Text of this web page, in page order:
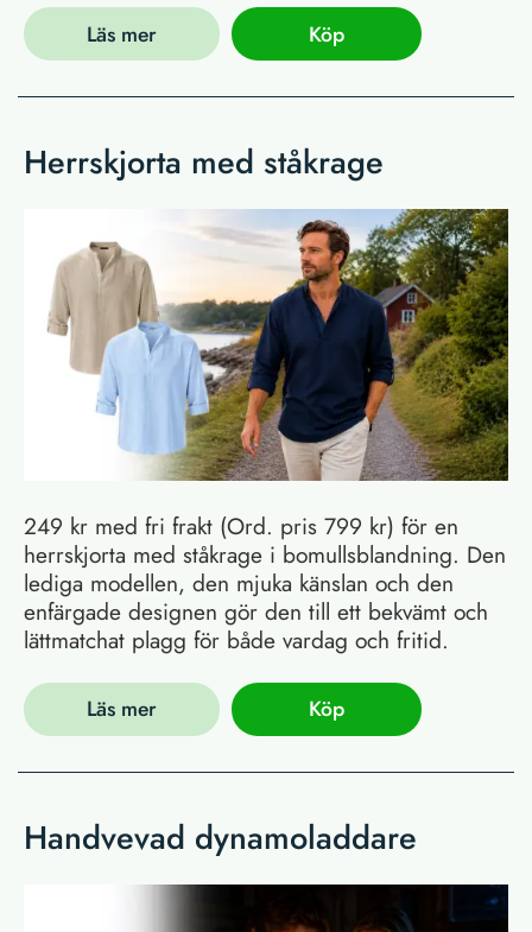
Läs mer Köp
Herrskjorta med ståkrage
249 kr med fri frakt (Ord. pris 799 kr) för en
herrskjorta med ståkrage i bomullsblandning. Den
lediga modellen, den mjuka känslan och den
enfärgade designen gör den till ett bekvämt och
lättmatchat plagg för både vardag och fritid.
Läs mer Köp
Handvevad dynamoladdare